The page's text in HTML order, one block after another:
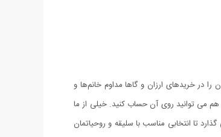
در خریدهای ارزان و گاها مداوم خانم‌ها و
هم می توانید روی آن حساب کنید. خیلی از ما
تا انتخابی مناسب با سلیقه و روحیاتمان